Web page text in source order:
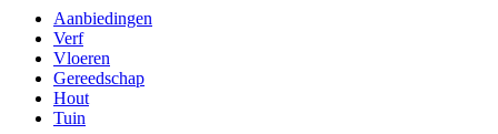
Aanbiedingen
Verf
Vloeren
Gereedschap
Hout
Tuin